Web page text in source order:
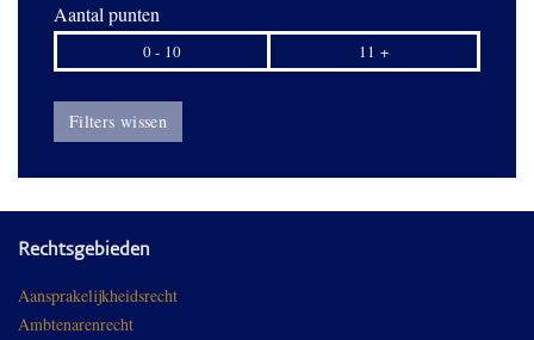
Aantal punten
0 - 10 11 +
Filters wissen
Rechtsgebieden
Aansprakelijkheidsrecht
Ambtenarenrecht